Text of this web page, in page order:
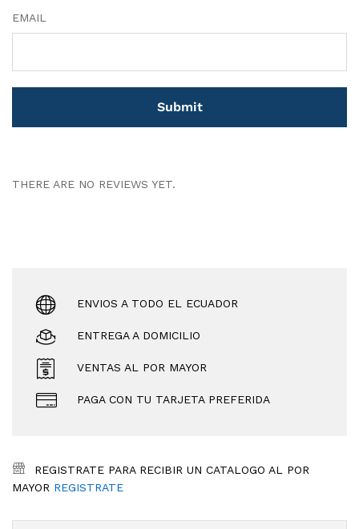
EMAIL
THERE ARE NO REVIEWS YET.
ENVIOS A TODO EL ECUADOR
ENTREGA A DOMICILIO
VENTAS AL POR MAYOR
PAGA CON TU TARJETA PREFERIDA
REGISTRATE PARA RECIBIR UN CATALOGO AL POR
MAYOR REGISTRATE